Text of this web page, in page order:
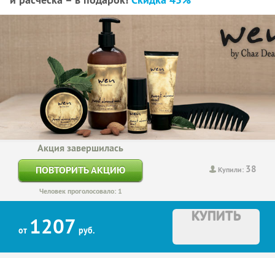
Купили: 38
Акция завершилась
ПОВТОРИТЬ АКЦИЮ
Человек проголосовало: 1
от 1207 руб.
КУПИТЬ